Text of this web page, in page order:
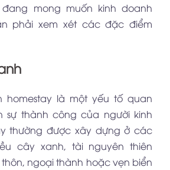
mong muốn kinh doanh
phải xem xét các đặc điểm
homestay là một yếu tố quan
sự thành công của người kinh
thường được xây dựng ở các
cây xanh, tài nguyên thiên
ngoại thành hoặc vẹn biển